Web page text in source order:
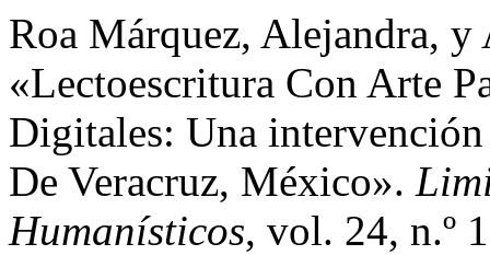
Roa Márquez, Alejandra,
«Lectoescritura Con Arte
Digitales: Una
De Veracruz, México».
Humanísticos, vol. 24, n.º